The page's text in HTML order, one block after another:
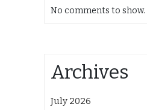
No comments to show.
Archives
July 2026